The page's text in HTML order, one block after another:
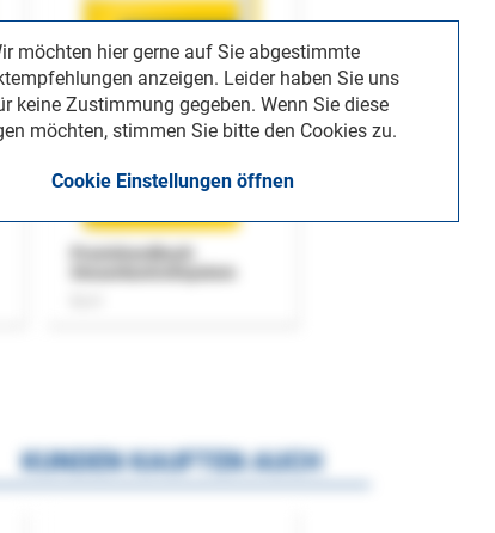
möchten hier gerne auf Sie abgestimmte
anzeigen. Leider haben Sie uns
keine Zustimmung gegeben. Wenn Sie diese
möchten, stimmen Sie bitte den Cookies zu.
Cookie Einstellungen öffnen
Praxishandbuch
KUNDEN KAUFTEN AUCH